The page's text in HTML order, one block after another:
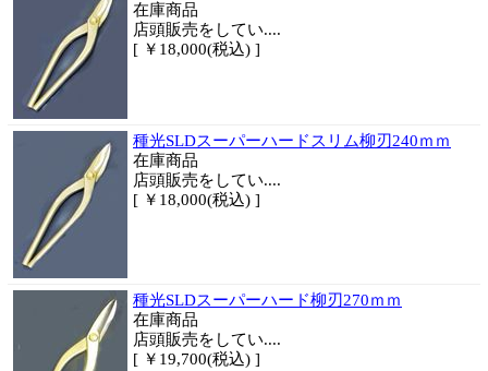
在庫商品
店頭販売をしてい....
[ ￥18,000(税込) ]
種光SLDスーパーハードスリム柳刃240ｍｍ
在庫商品
店頭販売をしてい....
[ ￥18,000(税込) ]
種光SLDスーパーハード柳刃270ｍｍ
在庫商品
店頭販売をしてい....
[ ￥19,700(税込) ]